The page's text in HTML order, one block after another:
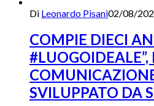
Di Leonardo Pisani02/08/
COMPIE DIECI
SVILUPPATO DA